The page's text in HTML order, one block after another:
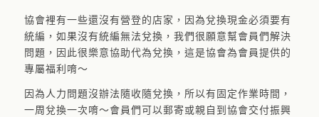
協會裡有一些還沒有營登的店家，因為兌換現金必須要有
統編，如果沒有統編無法兌換，我們很願意幫會員們解決
問題，因此很樂意協助代為兌換，這是協會為會員提供的
專屬福利唷～
因為人力問題沒辦法隨收隨兌換，所以有固定作業時間，
一周兌換一次唷～會員們可以郵寄或親自到協會交付振興